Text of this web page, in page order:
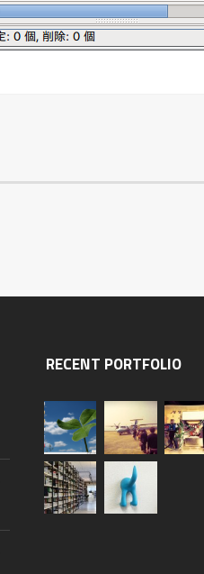
RECENT PORTFOLIO